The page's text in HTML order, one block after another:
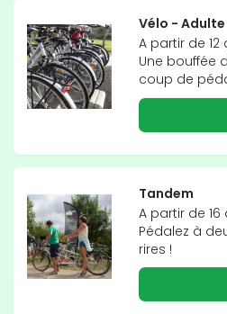
Vélo - Adulte
A partir de 12
Une bouffée
coup de
Tandem
A partir de 16
Pédalez à
rires !